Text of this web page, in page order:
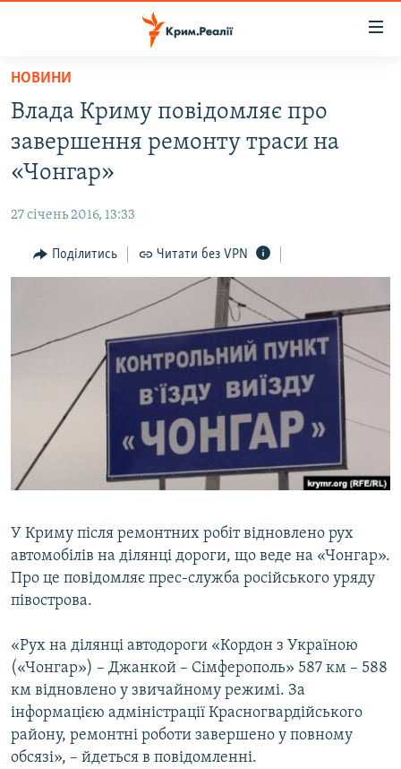
Перейти
основного
матеріалу
Перейти
до
основної
Перейти
до
ВОДА.КРИМ
ВІДЕО ТА ФОТО
БЛОГИ
ПОГЛЯД
ВСЕ ЗА ДЕНЬ
СПЕЦПРОЕКТИ
ДЕПОРТАЦІЯ
ВІДЕОУРОКИ «ELIFBE»
СВІДЧЕННЯ ОКУПАЦІЇ
УКРАЇНСЬКА ПРОБЛЕМА КРИМУ
ЯК ОБІЙТИ БЛОКУВАННЯ
Русский
Qırımtatar
Усі сайти RFE/RL
НОВИНИ
Влада Криму повідомляє про
завершення ремонту траси на
«Чонгар»
27 січень 2016, 13:33
Поділитись Читати без VPN
У Криму після ремонтних робіт відновлено рух
автомобілів на ділянці дороги, що веде на «Чонгар».
Про це повідомляє прес-служба російського уряду
півострова.
«Рух на ділянці автодороги «Кордон з Україною
(«Чонгар») – Джанкой – Сімферополь» 587 км – 588
км відновлено у звичайному режимі. За
інформацією адміністрації Красногвардійського
району, ремонтні роботи завершено у повному
обсязі», – йдеться в повідомленні.